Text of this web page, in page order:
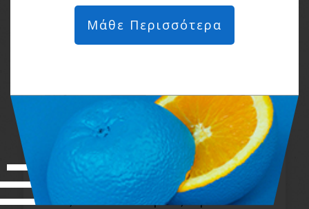
Πώς να Απλοποιήσεις την
Μάθε Περισσότερα